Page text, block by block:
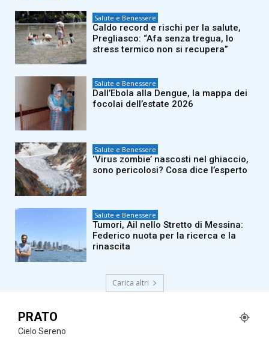
Salute e Benessere
Caldo record e rischi per la salute,
Pregliasco: “Afa senza tregua, lo
stress termico non si recupera”
Salute e Benessere
Dall’Ebola alla Dengue, la mappa dei
focolai dell’estate 2026
Salute e Benessere
‘Virus zombie’ nascosti nel ghiaccio,
sono pericolosi? Cosa dice l’esperto
Salute e Benessere
Tumori, Ail nello Stretto di Messina:
Federico nuota per la ricerca e la
rinascita
Carica altri
PRATO
Cielo Sereno